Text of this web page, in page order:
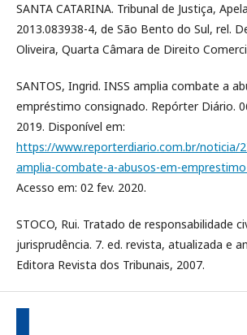
SANTA CATARINA. Tribunal de Justiça,
2013.083938-4, de São Bento do Sul, rel.
Oliveira, Quarta Câmara de Direito
SANTOS, Ingrid. INSS amplia combate a
empréstimo consignado. Repórter Diário.
2019. Disponível em:
https://www.reporterdiario.com.br/noticia/
amplia-combate-a-abusos-em-
Acesso em: 02 fev. 2020.
STOCO, Rui. Tratado de responsabilidade
jurisprudência. 7. ed. revista, atualizada e
Editora Revista dos Tribunais, 2007.